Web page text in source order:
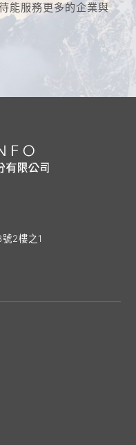
能服務更多的企業與
2樓之1